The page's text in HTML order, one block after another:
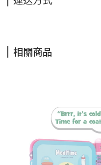
相關商品